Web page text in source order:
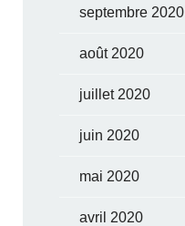
septembre 2020
août 2020
juillet 2020
juin 2020
mai 2020
avril 2020